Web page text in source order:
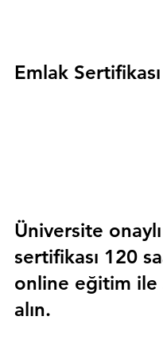
Emlak Sertifikası
Üniversite
sertifikası 120
online eğitim ile
alın.